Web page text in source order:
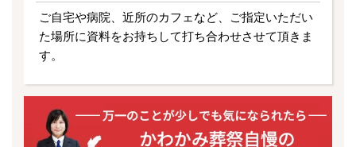
ご自宅や病院、近所のカフェなど、ご指定いただい
た場所に資料をお持ちして打ち合わせさせて頂きま
す。